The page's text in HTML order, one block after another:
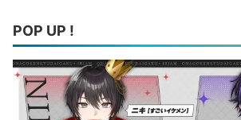
POP UP !